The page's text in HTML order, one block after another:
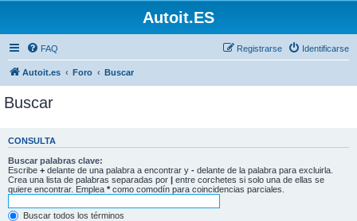
Autoit.ES
FAQ Identificarse
Registrarse
Autoit.es Foro Buscar
Buscar
CONSULTA
Buscar palabras clave:
Escribe + delante de una palabra a encontrar y - delante de la palabra para excluirla.
Crea una lista de palabras separadas por | entre corchetes si solo una de ellas se
quiere encontrar. Emplea * como comodín para coincidencias parciales.
Buscar todos los términos